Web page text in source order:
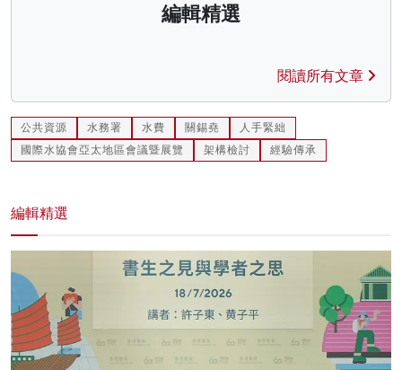
編輯精選
閱讀所有文章
公共資源 水務署 水費 關錫堯
人手緊絀
國際水協會亞太地區會議暨展覽
架構檢討 經驗傳承
編輯精選